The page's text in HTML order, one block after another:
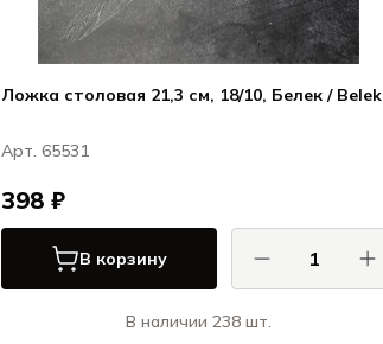
Ложка столовая 21,3 см, 18/10, Белек / Belek
Арт. 65531
398 ₽
В корзину
В наличии 238 шт.